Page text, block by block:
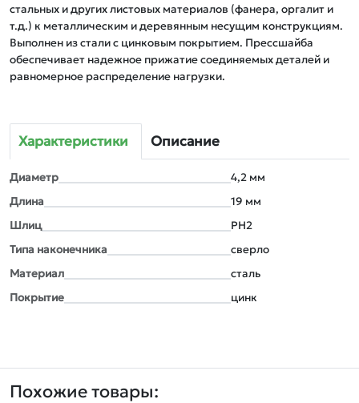
стальных и других листовых материалов (фанера, оргалит и
т.д.) к металлическим и деревянным несущим конструкциям.
Выполнен из стали с цинковым покрытием. Прессшайба
обеспечивает надежное прижатие соединяемых деталей и
равномерное распределение нагрузки.
Характеристики Описание
Диаметр
4,2 мм
Длина
19 мм
Шлиц
PН2
Типа наконечника
сверло
Материал
сталь
Покрытие
цинк
Похожие товары: